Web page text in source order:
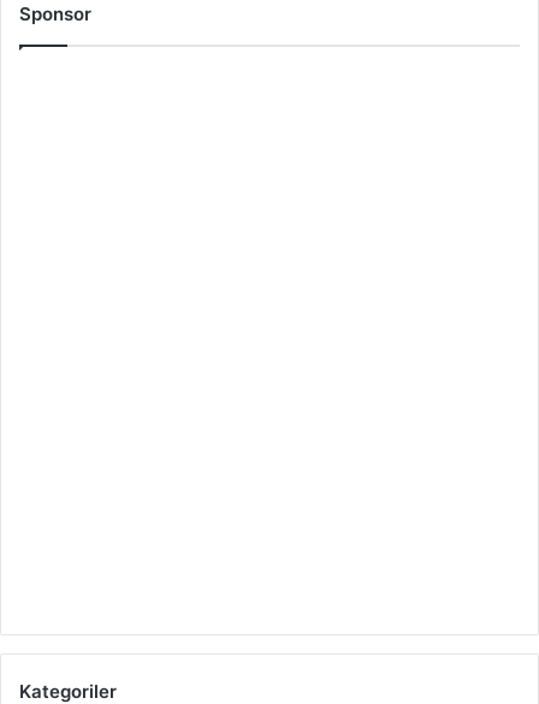
Sponsor
Kategoriler